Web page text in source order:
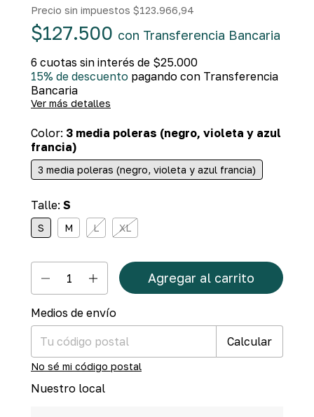
Precio sin impuestos $123.966,94
$127.500 con Transferencia Bancaria
6 cuotas sin interés de $25.000
15% de descuento pagando con Transferencia
Bancaria
Ver más detalles
Color: 3 media poleras (negro, violeta y azul
francia)
3 media poleras (negro, violeta y azul francia)
Talle: S
S M L XL
Entregas para el CP:
Medios de envío
Calcular
No sé mi código postal
Nuestro local